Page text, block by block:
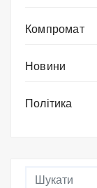
Компромат
Новини
Політика